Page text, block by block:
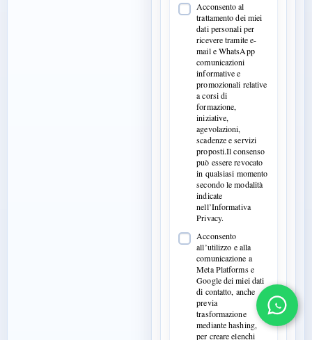
Acconsento al
trattamento dei miei
dati personali per
ricevere tramite e-
mail e WhatsApp
comunicazioni
informative e
promozionali relative
a corsi di
formazione,
iniziative,
agevolazioni,
scadenze e servizi
proposti.Il consenso
può essere revocato
in qualsiasi momento
secondo le modalità
indicate
nell’Informativa
Privacy.
Acconsento
all’utilizzo e alla
comunicazione a
Meta Platforms e
Google dei miei dati
di contatto, anche
previa
trasformazione
mediante hashing,
per creare elenchi